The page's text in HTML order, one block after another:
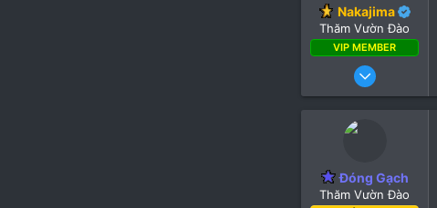
Nakajima
Thăm Vườn Đào
VIP MEMBER
12
Đóng Gạch
Thăm Vườn Đào